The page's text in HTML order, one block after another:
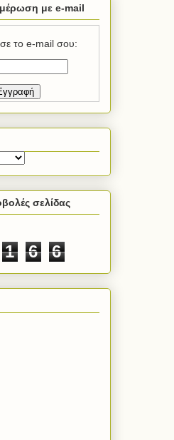
με e-mail
το e-mail σου:
σελίδας
1 6
6